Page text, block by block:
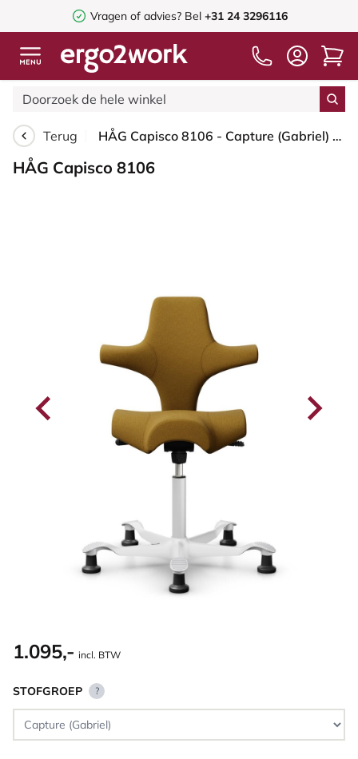
Vragen of advies? Bel +31 24 3296116
Terug HÅG Capisco 8106 - Capture (Gabriel) - Wol / Polyamide - CPT6401 - Ochre - Framekleur - Wit - Gasveer - 150 mm (Zithoogte 40-55cm) - Vloercontact - Glijdoppen - Voetenring - Nee, geen voetenring - Voetster - Nee, voetster in framekleur
HÅG Capisco 8106
1.095,- incl. BTW
STOFGROEP ?